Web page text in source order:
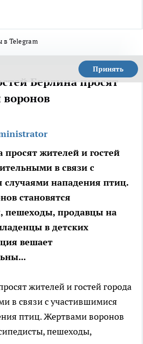
в Telegram
Принять
Берлина просят
воронов
просят жителей и гостей
в связи с
случаями нападения птиц.
становятся
пешеходы, продавцы на
в детских
вешает
жителей и гостей города
в связи с участившимися
птиц. Жертвами воронов
пешеходы,